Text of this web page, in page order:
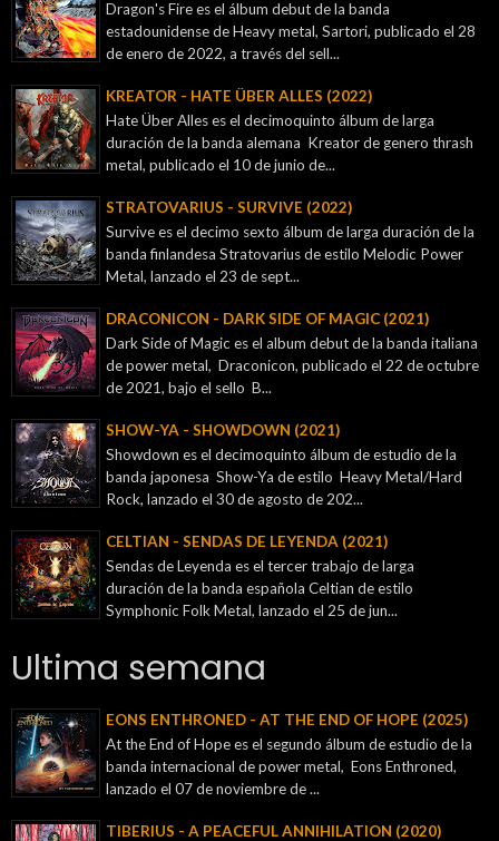
Dragon's Fire es el álbum debut de la banda
estadounidense de Heavy metal, Sartori, publicado el 28
de enero de 2022, a través del sell...
KREATOR - ‎HATE ÜBER ALLES (2022)
Hate Über Alles es el decimoquinto álbum de larga
duración de la banda alemana Kreator de genero thrash
metal, publicado el 10 de junio de...
STRATOVARIUS - SURVIVE (2022)
Survive es el decimo sexto álbum de larga duración de la
banda finlandesa Stratovarius de estilo Melodic Power
Metal, lanzado el 23 de sept...
DRACONICON - DARK SIDE OF MAGIC (2021)
Dark Side of Magic es el album debut de la banda italiana
de power metal, Draconicon, publicado el 22 de octubre
de 2021, bajo el sello B...
SHOW-YA - SHOWDOWN (2021)
Showdown es el decimoquinto álbum de estudio de la
banda japonesa Show-Ya de estilo Heavy Metal/Hard
Rock, lanzado el 30 de agosto de 202...
CELTIAN - SENDAS DE LEYENDA (2021)
Sendas de Leyenda es el tercer trabajo de larga
duración de la banda española Celtian de estilo
Symphonic Folk Metal, lanzado el 25 de jun...
Ultima semana
EONS ENTHRONED - AT THE END OF HOPE (2025)
At the End of Hope es el segundo álbum de estudio de la
banda internacional de power metal, Eons Enthroned,
lanzado el 07 de noviembre de ...
TIBERIUS - A PEACEFUL ANNIHILATION (2020)